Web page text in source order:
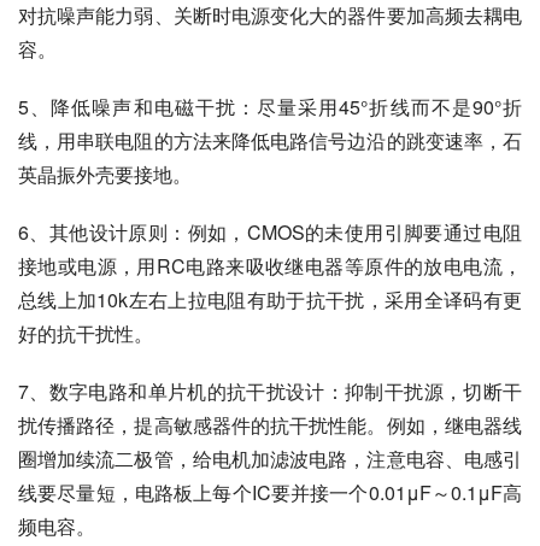
对抗噪声能力弱、关断时电源变化大的器件要加高频去耦电
容。
5、降低噪声和电磁干扰：尽量采用45°折线而不是90°折
线，用串联电阻的方法来降低电路信号边沿的跳变速率，石
英晶振外壳要接地。
6、其他设计原则：例如，CMOS的未使用引脚要通过电阻
接地或电源，用RC电路来吸收继电器等原件的放电电流，
总线上加10k左右上拉电阻有助于抗干扰，采用全译码有更
好的抗干扰性。
7、数字电路和单片机的抗干扰设计：抑制干扰源，切断干
扰传播路径，提高敏感器件的抗干扰性能。例如，继电器线
圈增加续流二极管，给电机加滤波电路，注意电容、电感引
线要尽量短，电路板上每个IC要并接一个0.01μF～0.1μF高
频电容。